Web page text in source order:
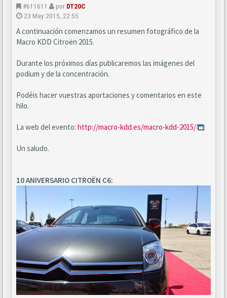
#611611 por DT20C
23 May 2015, 22:55
A continuación comenzamos un resumen fotográfico de la
Macro KDD Citroën 2015.
Durante los próximos días publicaremos las imágenes del
podium y de la concentración.
Podéis hacer vuestras aportaciones y comentarios en este
hilo.
La web del evento: http://macro-kdd.es/macro-kdd-2015/
Un saludo.
10 ANIVERSARIO CITROËN C6: